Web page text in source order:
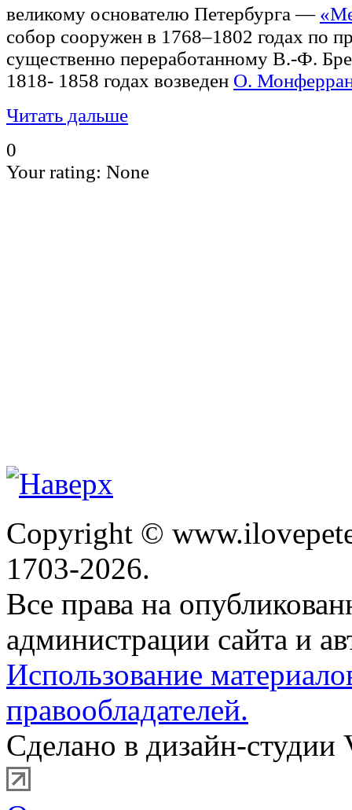
великому основателю Петербурга —
собор сооружен в 1768–1802 годах по
существенно переработанному В.-Ф.
1818- 1858 годах возведен О.
Читать дальше
0
Your rating: None
Copyright ©
1703-2026.
Все права на
администрации сайта и
Использование
правообладателей.
Сделано в дизайн-студии